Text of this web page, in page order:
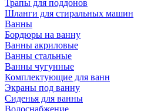
Трапы для поддонов
Шланги для стиральных машин
Ванны
Бордюры на ванну
Ванны акриловые
Ванны стальные
Ванны чугунные
Комплектующие для ванн
Экраны под ванну
Сиденья для ванны
Водоснабжение